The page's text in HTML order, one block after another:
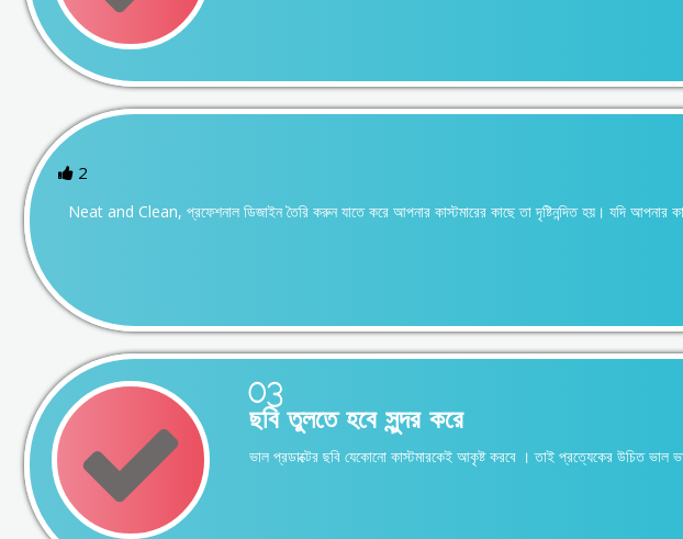
2
Neat and Clean, প্রফেশনাল ডিজাইন তৈরি করুন যাতে করে আপনার কাস্টমারের কাছে তা দৃষ্টিনন্দিত হয়। যদি আপনার
03
ছবি তুলতে হবে সুন্দর করে
ভাল প্রডাক্টের ছবি যেকোনো কাস্টমারকেই আকৃষ্ট করবে । তাই প্রত্যেকের উচিত ভাল